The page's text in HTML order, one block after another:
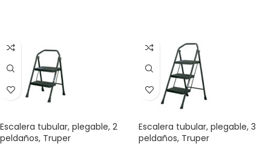
Escalera tubular, plegable, 2
peldaños, Truper
Escalera tubular, plegable, 3
peldaños, Truper